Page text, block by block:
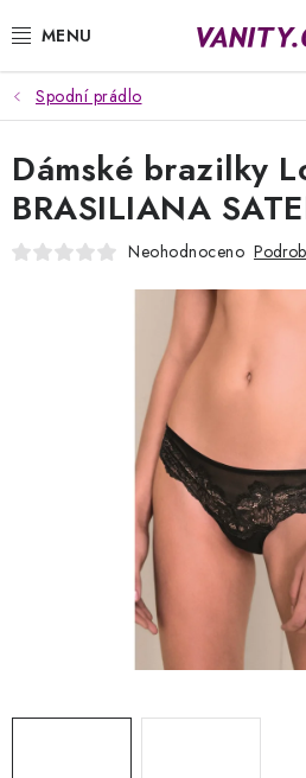
na
KABELKY
SPODNÍ PRÁDLO
PUNČOCHY
NAPIŠTE NÁM
Jak nakupovat
Podmínky ochrany osobních údajů
Reklamace a vrácení zboží
Spodní prádlo
Dámské brazilky
BRASILIANA
Neohodnoceno